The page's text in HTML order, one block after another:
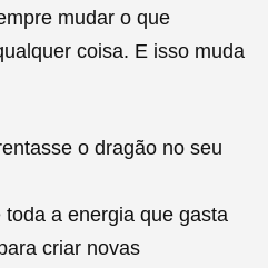
mudar o que
coisa. E isso muda
o dragão no seu
a energia que gasta
criar novas